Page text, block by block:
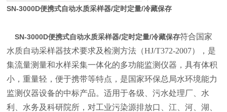
SN-3000D便携式自动水质采样器/定时定量/冷藏保存
SN-3000D便携式自动水质采样器/定时定量/冷藏保存符合国家
水质自动采样器技术要求及检测方法（HJ/T372-2007），是
集流量测量和水样采集一体化的多功能监测仪器，具有体积
小，重量轻，便于携带等特点，是国家环保总局水环境能力
监测仪器设备的中标产品。适用于各级、污水处理厂、水
利、水务及科研院所，对工业污染源排放口、江、河、湖、